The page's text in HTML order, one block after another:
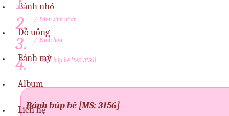
Bánh nhỏ
Đồ uống
Bánh mỳ
Album
Liên hệ
/ Bánh sinh nhật
/ Bánh hoa
/ Bánh búp bê [MS: 3156]
Bánh búp bê [MS: 3156]